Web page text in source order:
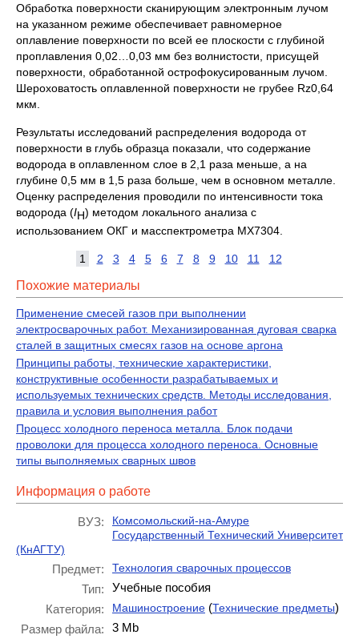
Обработка поверхности сканирующим электронным лучом
на указанном режиме обеспечивает равномерное
оплавление поверхности по всей ее плоскости с глубиной
проплавления 0,02…0,03 мм без волнистости, присущей
поверхности, обработанной острофокусированным лучом.
Шероховатость оплавленной поверхности не грубее Rz0,64
мкм.
Результаты исследований распределения водорода от
поверхности в глубь образца показали, что содержание
водорода в оплавленном слое в 2,1 раза меньше, а на
глубине 0,5 мм в 1,5 раза больше, чем в основном металле.
Оценку распределения проводили по интенсивности тока
водорода (IН) методом локального анализа с
использованием ОКГ и масспектрометра МХ7304.
1 2 3 4 5 6 7 8 9 10 11 12
Похожие материалы
Применение смесей газов при выполнении
электросварочных работ. Механизированная дуговая сварка
сталей в защитных смесях газов на основе аргона
Принципы работы, технические характеристики,
конструктивные особенности разрабатываемых и
используемых технических средств. Методы исследования,
правила и условия выполнения работ
Процесс холодного переноса металла. Блок подачи
проволоки для процесса холодного переноса. Основные
типы выполняемых сварных швов
Информация о работе
ВУЗ:
Комсомольский-на-Амуре
Государственный Технический Университет
(КнАГТУ)
Предмет: Технология сварочных процессов
Тип:
Учебные пособия
Категория:
Машиностроение (Технические предметы)
Размер файла:
3 Mb